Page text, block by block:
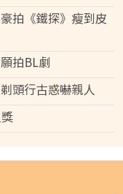
拍《鐵探》瘦到皮
拍BL劇
頭行古惑嚇親人